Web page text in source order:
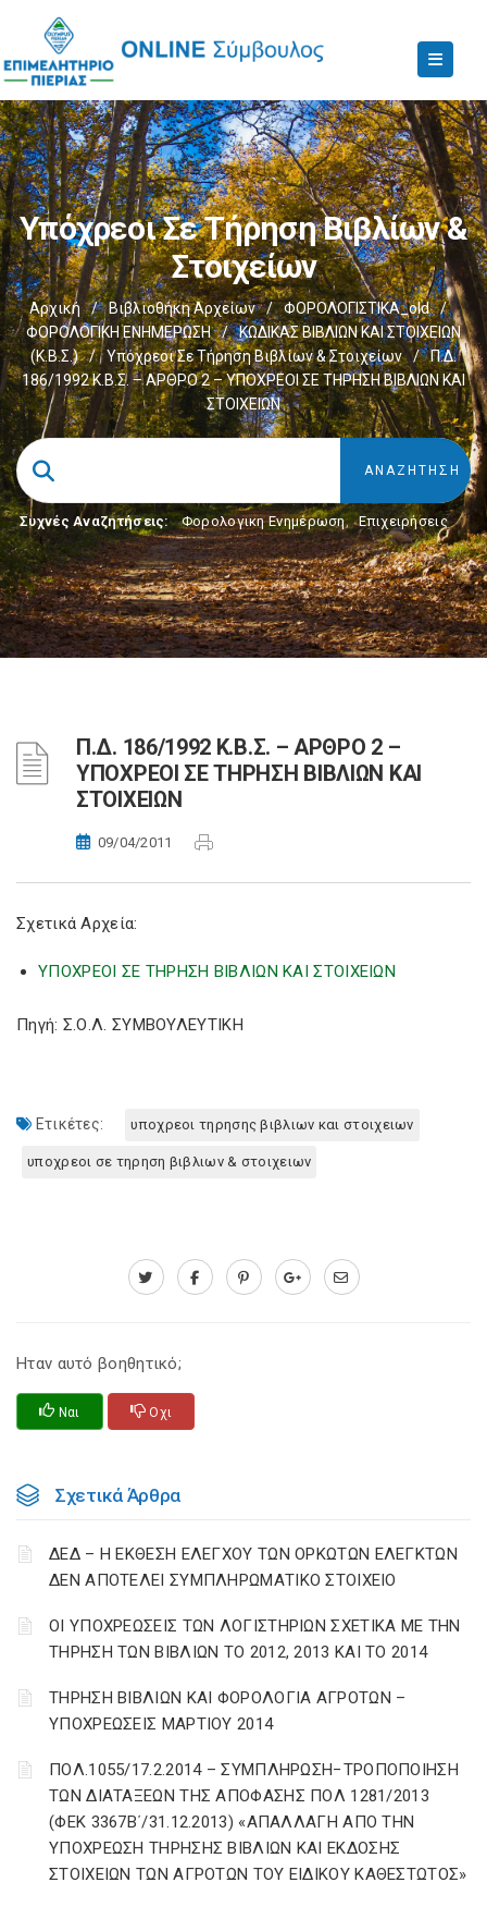
Υπόχρεοι Σε Τήρηση Βιβλίων &
Στοιχείων
Αρχική / Βιβλιοθήκη Αρχείων / ΦΟΡΟΛΟΓΙΣΤΙΚΑ_old
/
ΦΟΡΟΛΟΓΙΚΗ ΕΝΗΜΕΡΩΣΗ
/
ΚΩΔΙΚΑΣ ΒΙΒΛΙΩΝ ΚΑΙ ΣΤΟΙΧΕΙΩΝ
(Κ.Β.Σ.)
/ Υπόχρεοι Σε Τήρηση Βιβλίων & Στοιχείων /
Π.Δ.
186/1992 Κ.Β.Σ. – ΑΡΘΡΟ 2 – ΥΠΟΧΡΕΟΙ ΣΕ ΤΗΡΗΣΗ ΒΙΒΛΙΩΝ ΚΑΙ
ΣΤΟΙΧΕΙΩΝ
Συχνές Αναζητήσεις: Φορολογικη Ενημέρωση, Επιχειρήσεις
Π.Δ. 186/1992 Κ.Β.Σ. – ΑΡΘΡΟ 2 –
ΥΠΟΧΡΕΟΙ ΣΕ ΤΗΡΗΣΗ ΒΙΒΛΙΩΝ ΚΑΙ
ΣΤΟΙΧΕΙΩΝ
09/04/2011
Σχετικά Αρχεία:
ΥΠΟΧΡΕΟΙ ΣΕ ΤΗΡΗΣΗ ΒΙΒΛΙΩΝ ΚΑΙ ΣΤΟΙΧΕΙΩΝ
Πηγή: Σ.Ο.Λ. ΣΥΜΒΟΥΛΕΥΤΙΚΗ
Ετικέτες: υποχρεοι τηρησης βιβλιων και στοιχειων
υποχρεοι σε τηρηση βιβλιων & στοιχειων
Ηταν αυτό βοηθητικό;
Ναι Οχι
Σχετικά Άρθρα
ΔΕΔ – Η ΕΚΘΕΣΗ ΕΛΕΓΧΟΥ ΤΩΝ ΟΡΚΩΤΩΝ ΕΛΕΓΚΤΩΝ
ΔΕΝ ΑΠΟΤΕΛΕΙ ΣΥΜΠΛΗΡΩΜΑΤΙΚΟ ΣΤΟΙΧΕΙΟ
ΟΙ ΥΠΟΧΡΕΩΣΕΙΣ ΤΩΝ ΛΟΓΙΣΤΗΡΙΩΝ ΣΧΕΤΙΚΑ ΜΕ ΤΗΝ
ΤΗΡΗΣΗ ΤΩΝ ΒΙΒΛΙΩΝ ΤΟ 2012, 2013 ΚΑΙ ΤΟ 2014
ΤΗΡΗΣΗ ΒΙΒΛΙΩΝ ΚΑΙ ΦΟΡΟΛΟΓΙΑ ΑΓΡΟΤΩΝ –
ΥΠΟΧΡΕΩΣΕΙΣ ΜΑΡΤΙΟΥ 2014
ΠΟΛ.1055/17.2.2014 – ΣΥΜΠΛΗΡΩΣΗ−ΤΡΟΠΟΠΟΙΗΣΗ
ΤΩΝ ΔΙΑΤΑΞΕΩΝ ΤΗΣ ΑΠΟΦΑΣΗΣ ΠΟΛ 1281/2013
(ΦΕΚ 3367Β΄/31.12.2013) «ΑΠΑΛΛΑΓΗ ΑΠΟ ΤΗΝ
ΥΠΟΧΡΕΩΣΗ ΤΗΡΗΣΗΣ ΒΙΒΛΙΩΝ ΚΑΙ ΕΚΔΟΣΗΣ
ΣΤΟΙΧΕΙΩΝ ΤΩΝ ΑΓΡΟΤΩΝ ΤΟΥ ΕΙΔΙΚΟΥ ΚΑΘΕΣΤΩΤΟΣ»